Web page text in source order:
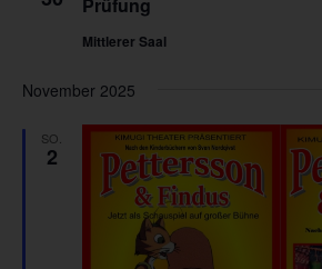
Mittlerer Saal
November 2025
SO.
2